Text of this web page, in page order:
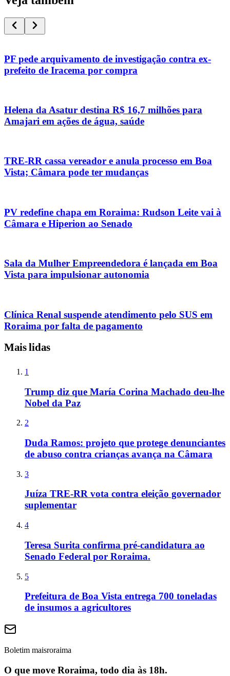
PF pede arquivamento de investigação contra ex-
prefeito de Iracema por compra
Helena da Asatur destina R$ 16,7 milhões para
Amajari em ações de água, saúde
TRE-RR cassa vereador e anula processo em Boa
Vista; Câmara pode ter mudanças
PV redefine chapa em Roraima: Rudson Leite vai à
Câmara e Hiperion ao Senado
Sala da Mulher Empreendedora é lançada em Boa
Vista para impulsionar autonomia
Clínica Renal suspende atendimento pelo SUS em
Roraima por falta de pagamento
Mais lidas
1
Trump diz que María Corina Machado deu-lhe
Nobel da Paz
2
Duda Ramos: projeto que protege denunciantes
de abuso contra crianças avança na Câmara
3
Juíza TRE-RR vota contra eleição governador
suplementar
4
Teresa Surita confirma pré-candidatura ao
Senado Federal por Roraima.
5
Prefeitura de Boa Vista entrega 700 toneladas
de insumos a agricultores
Boletim maisroraima
O que move Roraima, todo dia às 18h.